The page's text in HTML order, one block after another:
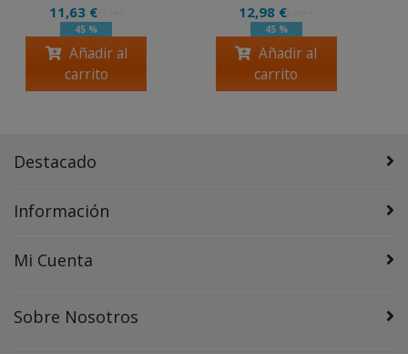
11,63 €21,14 €
45 %
Añadir al
carrito
12,98 €
45 %
Añadir al
carrito
Destacado
Información
Mi Cuenta
Sobre Nosotros